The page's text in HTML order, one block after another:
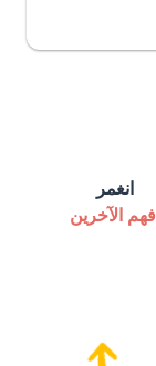
انغمر
الآخرين